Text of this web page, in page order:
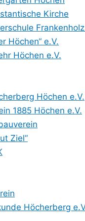
Kirche
Höchen“ e.V.
Höchen e.V.
Höchen e.V.
1885 Höchen e.V.
Ziel“
Höcherberg